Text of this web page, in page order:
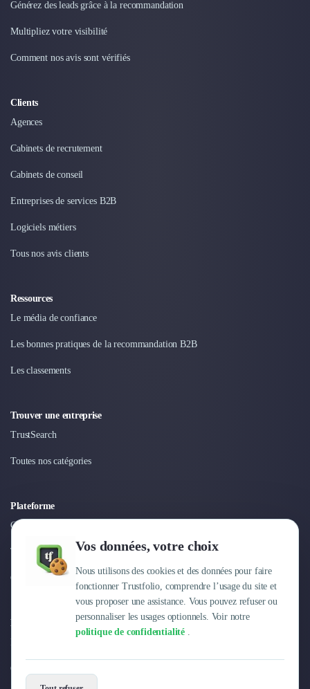
Vos données, votre choix
Nous utilisons des cookies et des données pour faire
fonctionner Trustfolio, comprendre l’usage du site et
vous proposer une assistance. Vous pouvez refuser ou
personnaliser les usages optionnels. Voir notre
politique de confidentialité .
Générez des leads grâce à la recommandation
Multipliez votre visibilité
Comment nos avis sont vérifiés
Clients
Agences
Cabinets de recrutement
Cabinets de conseil
Entreprises de services B2B
Logiciels métiers
Tous nos avis clients
Ressources
Le média de confiance
Les bonnes pratiques de la recommandation B2B
Les classements
Trouver une entreprise
TrustSearch
Toutes nos catégories
Plateforme
Connexion
Tarifs
Centre d'aide
Entreprise
Pourquoi Trustfolio ?
Offres d'emploi